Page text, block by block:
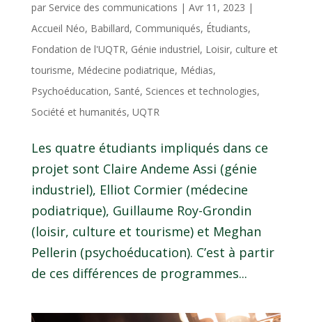
par Service des communications | Avr 11, 2023 |
Accueil Néo, Babillard, Communiqués, Étudiants,
Fondation de l'UQTR, Génie industriel, Loisir, culture et
tourisme, Médecine podiatrique, Médias,
Psychoéducation, Santé, Sciences et technologies,
Société et humanités, UQTR
Les quatre étudiants impliqués dans ce
projet sont Claire Andeme Assi (génie
industriel), Elliot Cormier (médecine
podiatrique), Guillaume Roy-Grondin
(loisir, culture et tourisme) et Meghan
Pellerin (psychoéducation). C’est à partir
de ces différences de programmes...